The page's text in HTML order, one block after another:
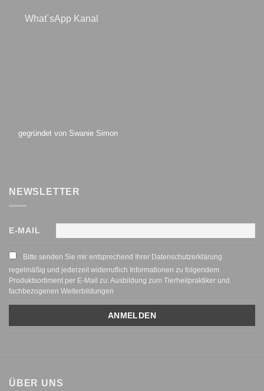
What´sApp Kanal
gegründet von Swanie Simon
NEWSLETTER
E-MAIL
Bitte senden Sie mir entsprechend Ihrer Datenschutzerklärung
regelmäßig und jederzeit widerruflich Informationen zu folgendem
Produktsortiment per E-Mail zu: Ausbildung zum Tierheilpraktiker und
fachbezogenen Weiterbildungen
ÜBER UNS